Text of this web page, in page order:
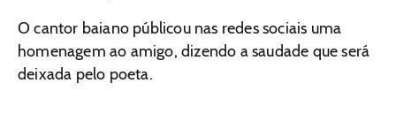
O cantor baiano públicou nas redes sociais uma
homenagem ao amigo, dizendo a saudade que será
deixada pelo poeta.